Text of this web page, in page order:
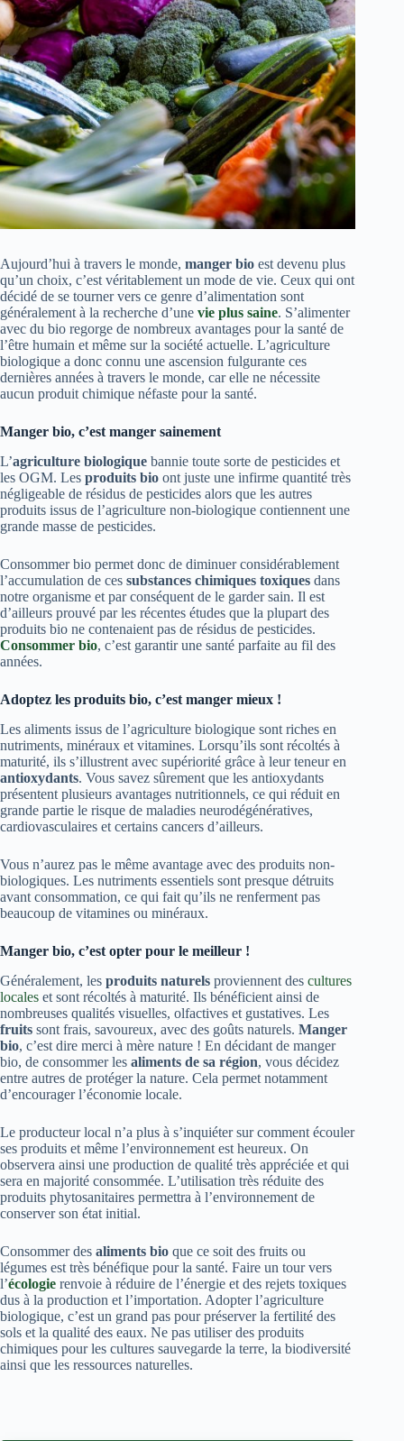
Aujourd’hui à travers le monde, manger bio est devenu plus
qu’un choix, c’est véritablement un mode de vie. Ceux qui ont
décidé de se tourner vers ce genre d’alimentation sont
généralement à la recherche d’une vie plus saine. S’alimenter
avec du bio regorge de nombreux avantages pour la santé de
l’être humain et même sur la société actuelle. L’agriculture
biologique a donc connu une ascension fulgurante ces
dernières années à travers le monde, car elle ne nécessite
aucun produit chimique néfaste pour la santé.
Manger bio, c’est manger sainement
L’agriculture biologique bannie toute sorte de pesticides et
les OGM. Les produits bio ont juste une infirme quantité très
négligeable de résidus de pesticides alors que les autres
produits issus de l’agriculture non-biologique contiennent une
grande masse de pesticides.
Consommer bio permet donc de diminuer considérablement
l’accumulation de ces substances chimiques toxiques dans
notre organisme et par conséquent de le garder sain. Il est
d’ailleurs prouvé par les récentes études que la plupart des
produits bio ne contenaient pas de résidus de pesticides.
Consommer bio, c’est garantir une santé parfaite au fil des
années.
Adoptez les produits bio, c’est manger mieux !
Les aliments issus de l’agriculture biologique sont riches en
nutriments, minéraux et vitamines. Lorsqu’ils sont récoltés à
maturité, ils s’illustrent avec supériorité grâce à leur teneur en
antioxydants. Vous savez sûrement que les antioxydants
présentent plusieurs avantages nutritionnels, ce qui réduit en
grande partie le risque de maladies neurodégénératives,
cardiovasculaires et certains cancers d’ailleurs.
Vous n’aurez pas le même avantage avec des produits non-
biologiques. Les nutriments essentiels sont presque détruits
avant consommation, ce qui fait qu’ils ne renferment pas
beaucoup de vitamines ou minéraux.
Manger bio, c’est opter pour le meilleur !
Généralement, les produits naturels proviennent des cultures
locales et sont récoltés à maturité. Ils bénéficient ainsi de
nombreuses qualités visuelles, olfactives et gustatives. Les
fruits sont frais, savoureux, avec des goûts naturels. Manger
bio, c’est dire merci à mère nature ! En décidant de manger
bio, de consommer les aliments de sa région, vous décidez
entre autres de protéger la nature. Cela permet notamment
d’encourager l’économie locale.
Le producteur local n’a plus à s’inquiéter sur comment écouler
ses produits et même l’environnement est heureux. On
observera ainsi une production de qualité très appréciée et qui
sera en majorité consommée. L’utilisation très réduite des
produits phytosanitaires permettra à l’environnement de
conserver son état initial.
Consommer des aliments bio que ce soit des fruits ou
légumes est très bénéfique pour la santé. Faire un tour vers
l’écologie renvoie à réduire de l’énergie et des rejets toxiques
dus à la production et l’importation. Adopter l’agriculture
biologique, c’est un grand pas pour préserver la fertilité des
sols et la qualité des eaux. Ne pas utiliser des produits
chimiques pour les cultures sauvegarde la terre, la biodiversité
ainsi que les ressources naturelles.